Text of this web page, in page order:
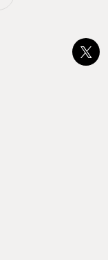
。 シナリオの
志の方に感謝を
。未プレイの方
レイは、この素
、Netflixゲーム